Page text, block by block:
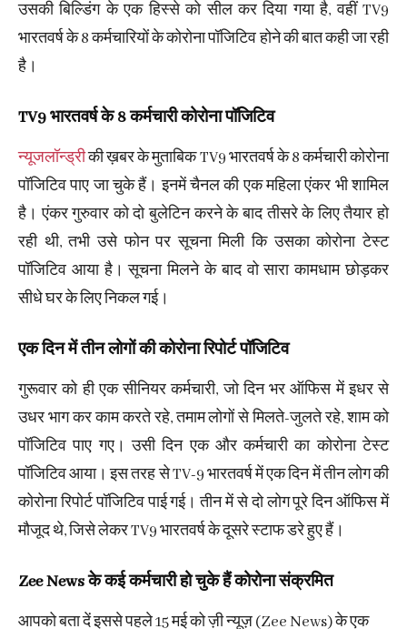
उसकी बिल्डिंग के एक हिस्से को सील कर दिया गया है, वहीं TV9
भारतवर्ष के 8 कर्मचारियों के कोरोना पॉजिटिव होने की बात कही जा रही
है।
TV9 भारतवर्ष के 8 कर्मचारी कोरोना पॉजिटिव
न्यूजलॉन्ड्रीकी ख़बर के मुताबिक TV9 भारतवर्ष के 8 कर्मचारी कोरोना
पॉजिटिव पाए जा चुके हैं। इनमें चैनल की एक महिला एंकर भी शामिल
है। एंकर गुरुवार को दो बुलेटिन करने के बाद तीसरे के लिए तैयार हो
रही थी, तभी उसे फोन पर सूचना मिली कि उसका कोरोना टेस्ट
पॉजिटिव आया है। सूचना मिलने के बाद वो सारा कामधाम छोड़कर
सीधे घर के लिए निकल गई।
एक दिन में तीन लोगों की कोरोना रिपोर्ट पॉजिटिव
गुरूवार को ही एक सीनियर कर्मचारी, जो दिन भर ऑफिस में इधर से
उधर भाग कर काम करते रहे, तमाम लोगों से मिलते-जुलते रहे, शाम को
पॉजिटिव पाए गए। उसी दिन एक और कर्मचारी का कोरोना टेस्ट
पॉजिटिव आया। इस तरह से TV-9 भारतवर्ष में एक दिन में तीन लोग की
कोरोना रिपोर्ट पॉजिटिव पाई गई। तीन में से दो लोग पूरे दिन ऑफिस में
मौजूद थे, जिसे लेकर TV9 भारतवर्ष के दूसरे स्टाफ डरे हुए हैं।
Zee News के कई कर्मचारी हो चुके हैं कोरोना संक्रमित
आपको बता दें इससे पहले 15 मई को ज़ी न्यूज़ (Zee News) के एक